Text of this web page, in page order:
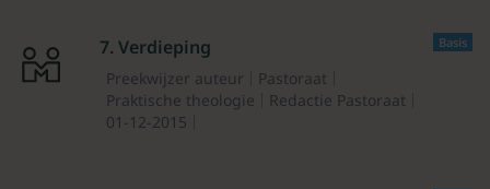
Basis
7. Verdieping
Preekwijzer auteur
Pastoraat
Praktische theologie
Redactie Pastoraat
01-12-2015